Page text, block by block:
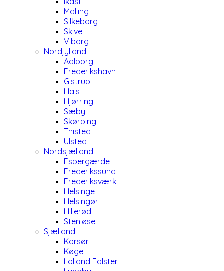
Malling
Silkeborg
Skive
Viborg
Nordjylland
Aalborg
Frederikshavn
Gistrup
Hals
Hjørring
Sæby
Skørping
Thisted
Ulsted
Nordsjælland
Espergærde
Frederikssund
Frederiksværk
Helsinge
Helsingør
Hillerød
Stenløse
Sjælland
Korsør
Køge
Lolland Falster